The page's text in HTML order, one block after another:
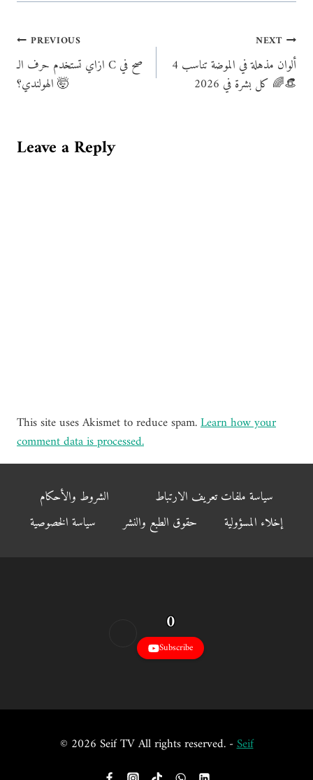
Post
navigation
PREVIOUS
ازاي تستخدم حرف الـ C صح في
الهولندي؟ 🤯
NEXT
4 ألوان مذهلة في الموضة تناسب
كل بشرة في 2026 🌈👒
Leave a Reply
This site uses Akismet to reduce spam.Learn how your
comment data is processed.
الشروط والأحكام
سياسة ملفات تعريف الارتباط
سياسة الخصوصية
حقوق الطبع والنشر إخلاء المسؤولية
0
Subscribe
© 2026 Seif TV All rights reserved. -Seif